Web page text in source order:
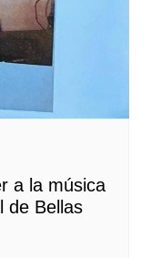
a la música
de Bellas